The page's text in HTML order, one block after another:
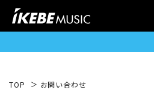
TOP お問い合わせ